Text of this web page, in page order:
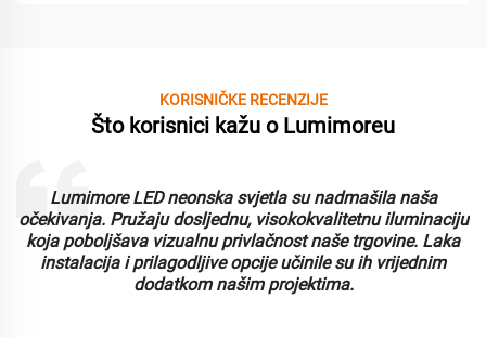
KORISNIČKE RECENZIJE
Što korisnici kažu o Lumimoreu
Lumimore LED neonska svjetla su nadmašila naša
očekivanja. Pružaju dosljednu, visokokvalitetnu iluminaciju
koja poboljšava vizualnu privlačnost naše trgovine. Laka
instalacija i prilagodljive opcije učinile su ih vrijednim
dodatkom našim projektima.